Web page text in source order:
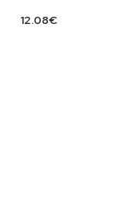
12.08€